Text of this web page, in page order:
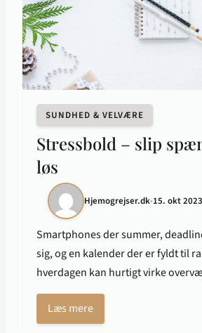
SUNDHED & VELVÆRE
Stressbold – slip
løs
Hjemogrejser.dk•15. okt 2023
Smartphones der summer,
sig, og en kalender der er fyldt til
hverdagen kan hurtigt virke
Læs mere